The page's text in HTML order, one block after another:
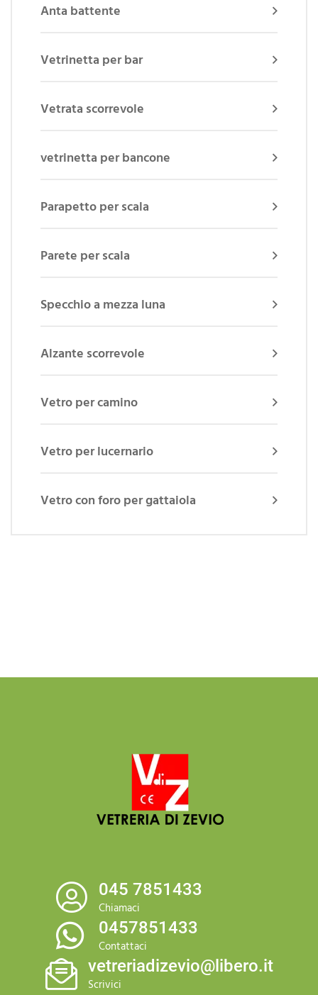
Anta battente
Vetrinetta per bar
Vetrata scorrevole
vetrinetta per bancone
Parapetto per scala
Parete per scala
Specchio a mezza luna
Alzante scorrevole
Vetro per camino
Vetro per lucernario
Vetro con foro per gattaiola
045 7851433
Chiamaci
0457851433
Contattaci
vetreriadizevio@libero.it
Scrivici